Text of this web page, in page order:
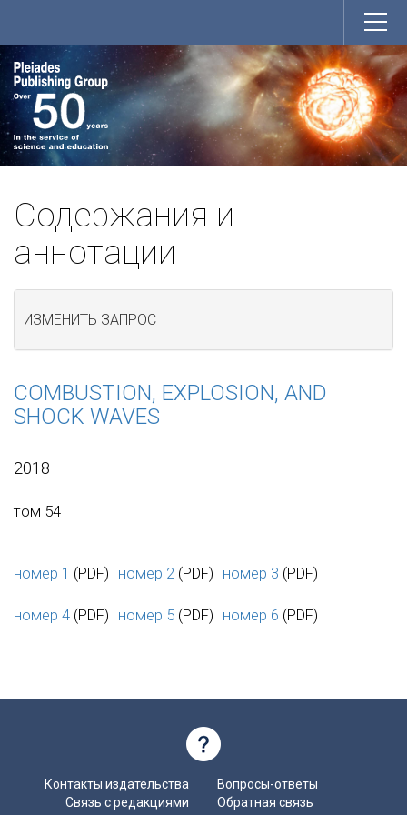
Содержания и
аннотации
ИЗМЕНИТЬ ЗАПРОС
COMBUSTION, EXPLOSION, AND
SHOCK WAVES
2018
том 54
номер 1 (PDF) номер 2 (PDF) номер 3 (PDF)
номер 4 (PDF) номер 5 (PDF) номер 6 (PDF)
Контакты издательства
Связь с редакциями
Вопросы-ответы
Обратная связь